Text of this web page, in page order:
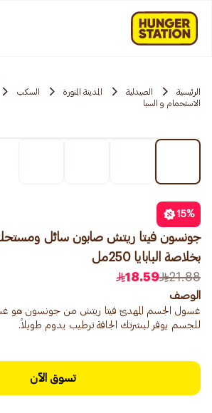
الرئيسية الصيدلية المدينة المنورة السكب
الاستحمام و السبا
15%
جونسون فيتا ريتش صابون سائل
بخلاصة البابايا 250مل
21.88
18.59
الوصف
غسول الجسم المهدئ فيتا ريتش من جونسون هو
للجسم يوفر لبشرتك الجافة ترطيب يدوم طويلاً.
تسوق الآن